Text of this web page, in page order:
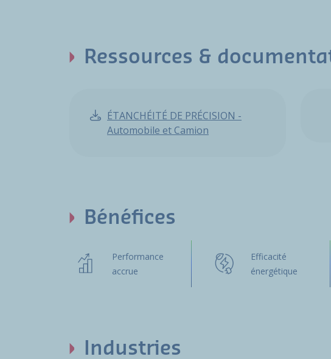
Ressources &
ÉTANCHÉITÉ DE PRÉCISION -
Automobile et Camion
Bénéfices
Performance
accrue
Efficacité
énergétique
Industries